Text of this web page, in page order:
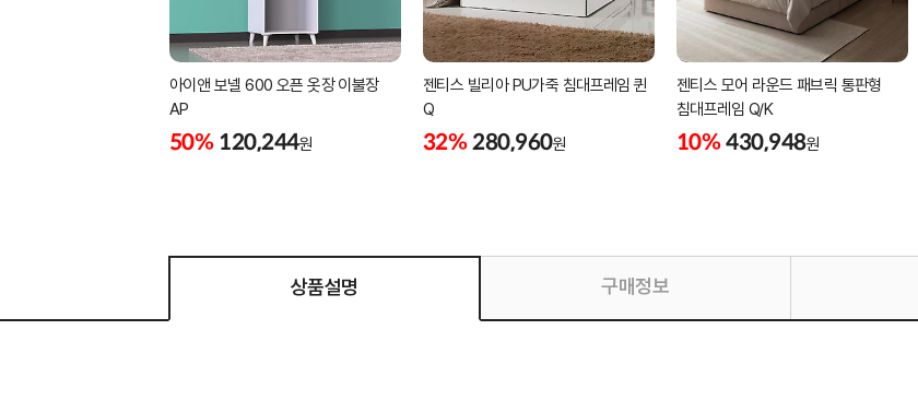
아이앤 보넬 600 오픈 옷장 이불장
AP
50% 120,244원
젠티스 빌리아 PU가죽 침대프레임 퀸
Q
32% 280,960원
젠티스 모어 라운드 패브릭 통판형
침대프레임 Q/K
10% 430,948원
상품설명 구매정보